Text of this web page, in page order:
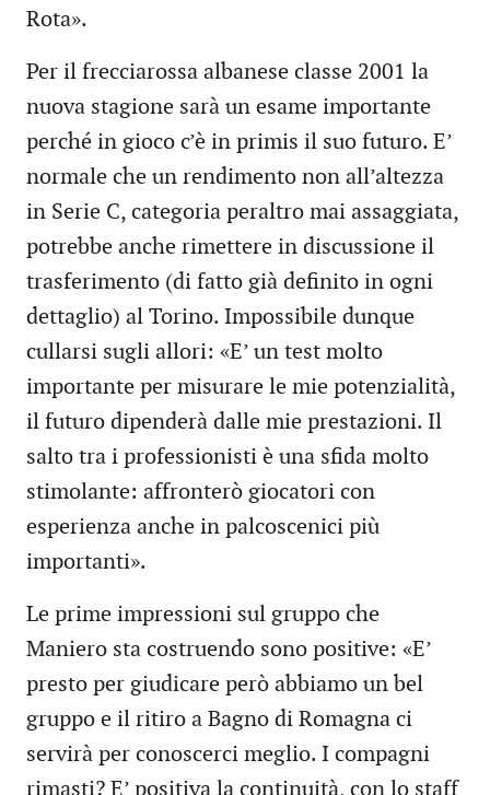
Rota».
Per il frecciarossa albanese classe 2001 la
nuova stagione sarà un esame importante
perché in gioco c’è in primis il suo futuro. E’
normale che un rendimento non all’altezza
in Serie C, categoria peraltro mai assaggiata,
potrebbe anche rimettere in discussione il
trasferimento (di fatto già definito in ogni
dettaglio) al Torino. Impossibile dunque
cullarsi sugli allori: «E’ un test molto
importante per misurare le mie potenzialità,
il futuro dipenderà dalle mie prestazioni. Il
salto tra i professionisti è una sfida molto
stimolante: affronterò giocatori con
esperienza anche in palcoscenici più
importanti».
Le prime impressioni sul gruppo che
Maniero sta costruendo sono positive: «E’
presto per giudicare però abbiamo un bel
gruppo e il ritiro a Bagno di Romagna ci
servirà per conoscerci meglio. I compagni